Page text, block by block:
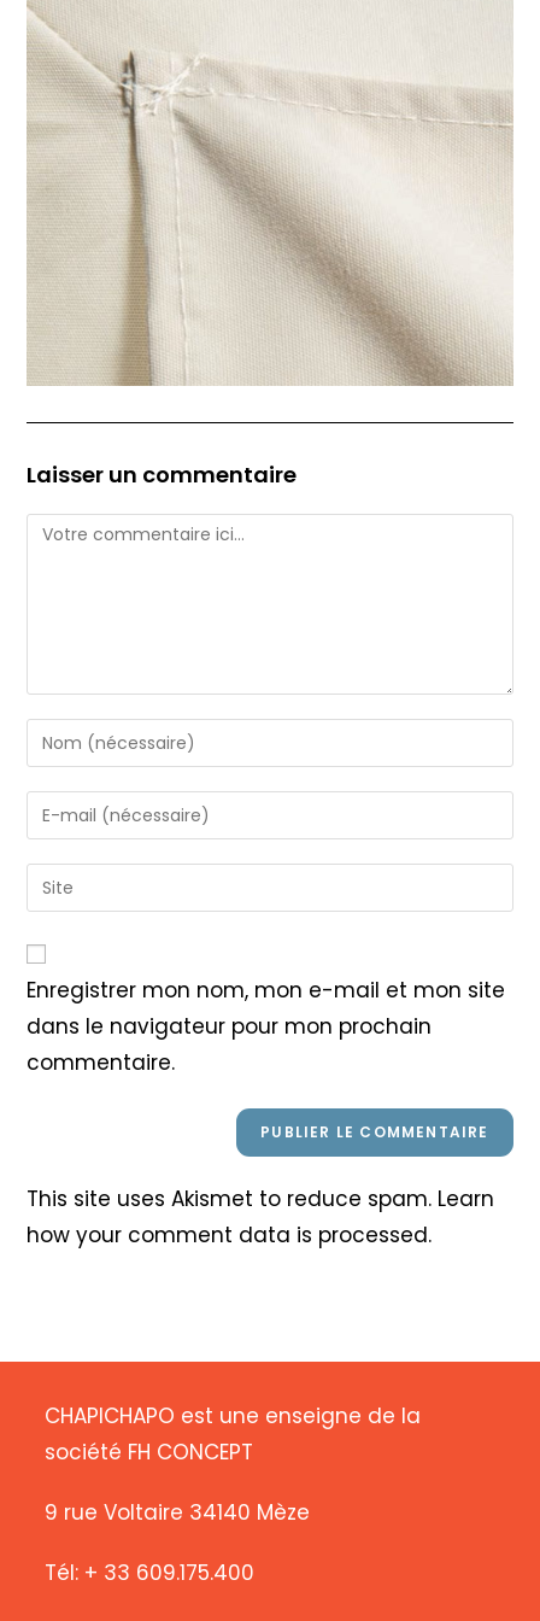
Laisser un commentaire
Comment
Enter
your
name
or
to
comment
Enter
your
email
address
Saisir
l’URL
votre
site
(facultatif)
Enregistrer mon nom, mon e-mail et mon site
dans le navigateur pour mon prochain
commentaire.
This site uses Akismet to reduce spam. Learn
how your comment data is processed.
CHAPICHAPO est une enseigne de la
société FH CONCEPT
9 rue Voltaire 34140 Mèze
Tél: + 33 609.175.400